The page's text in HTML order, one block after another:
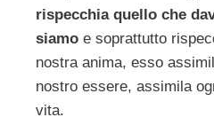
rispecchia quello che
siamo e soprattutto
nostra anima, esso
nostro essere, assimila
vita.